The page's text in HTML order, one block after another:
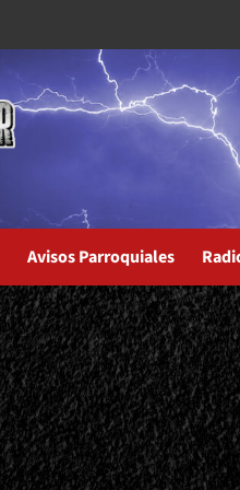
Avisos Parroquiales